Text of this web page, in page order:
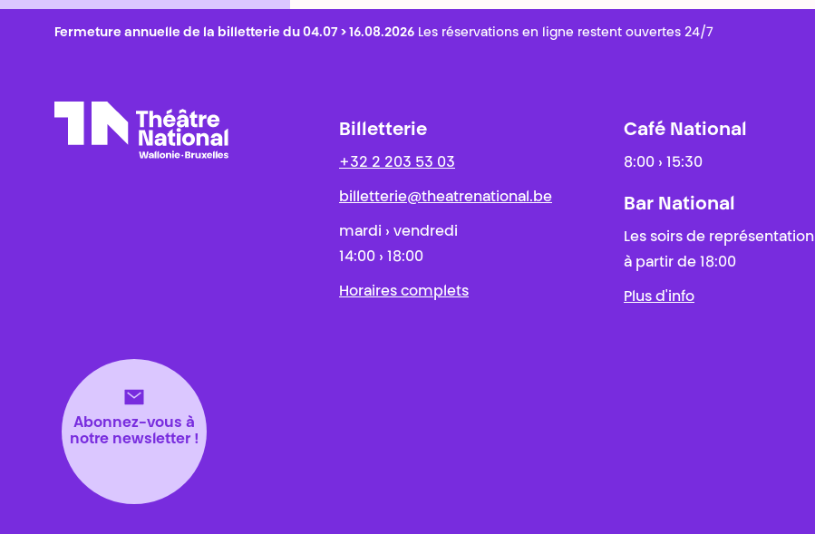
Fermeture annuelle de la billetterie du 04.07 > 16.08.2026 Les réservations en ligne restent ouvertes 24/7
Abonnez-vous à
notre newsletter !
Billetterie
+32 2 203 53 03
billetterie@theatrenational.be
mardi › vendredi
14:00 › 18:00
Horaires complets
Café National
8:00 › 15:30
Bar National
Les soirs de représentation
à partir de 18:00
Plus d'info